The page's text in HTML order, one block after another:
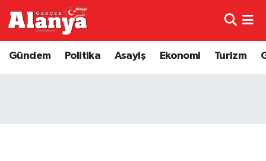
Gündem Politika Asayiş Ekonomi Turizm
Genel
Trafik Durumu